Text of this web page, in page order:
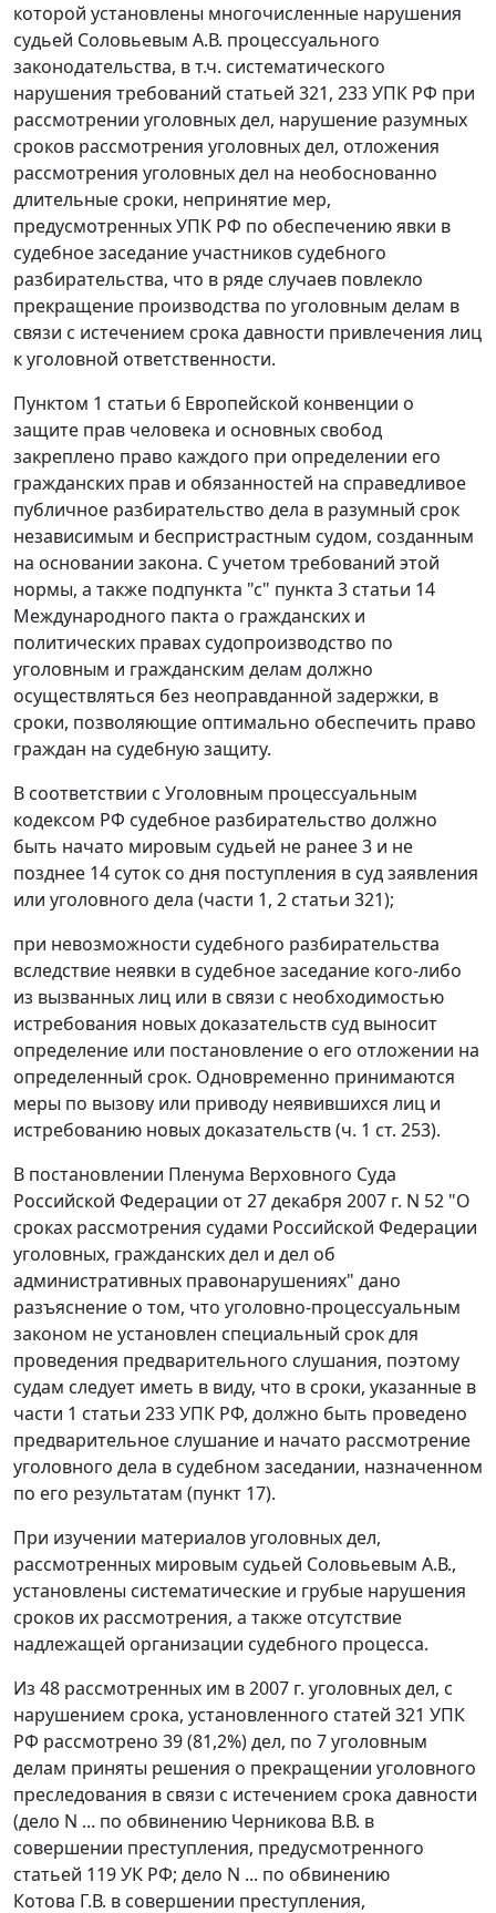
которой установлены многочисленные нарушения
судьей Соловьевым А.В. процессуального
законодательства, в т.ч. систематического
нарушения требований статьей 321, 233УПК РФ при
рассмотрении уголовных дел, нарушение разумных
сроков рассмотрения уголовных дел, отложения
рассмотрения уголовных дел на необоснованно
длительные сроки, непринятие мер,
предусмотренных УПК РФ по обеспечению явки в
судебное заседание участников судебного
разбирательства, что в ряде случаев повлекло
прекращение производства по уголовным делам в
связи с истечением срока давности привлечения лиц
к уголовной ответственности.
Пунктом 1 статьи 6 Европейской конвенции о
защите прав человека и основных свобод
закреплено право каждого при определении его
гражданских прав и обязанностей на справедливое
публичное разбирательство дела в разумный срок
независимым и беспристрастным судом, созданным
на основании закона. С учетом требований этой
нормы, а также подпункта "с" пункта 3 статьи 14
Международного пакта о гражданских и
политических правах судопроизводство по
уголовным и гражданским делам должно
осуществляться без неоправданной задержки, в
сроки, позволяющие оптимально обеспечить право
граждан на судебную защиту.
В соответствии с Уголовным процессуальным
кодексом РФ судебное разбирательство должно
быть начато мировым судьей не ранее 3 и не
позднее 14 суток со дня поступления в суд заявления
или уголовного дела (части 1, 2 статьи 321);
при невозможности судебного разбирательства
вследствие неявки в судебное заседание кого-либо
из вызванных лиц или в связи с необходимостью
истребования новых доказательств суд выносит
определение или постановление о его отложении на
определенный срок. Одновременно принимаются
меры по вызову или приводу неявившихся лиц и
истребованию новых доказательств (ч. 1 ст. 253).
В постановлении Пленума Верховного Суда
Российской Федерации от 27 декабря 2007 г. N 52 "О
сроках рассмотрения судами Российской Федерации
уголовных, гражданских дел и дел об
административных правонарушениях" дано
разъяснение о том, что уголовно-процессуальным
законом не установлен специальный срок для
проведения предварительного слушания, поэтому
судам следует иметь в виду, что в сроки, указанные в
части 1 статьи 233УПК РФ, должно быть проведено
предварительное слушание и начато рассмотрение
уголовного дела в судебном заседании, назначенном
по его результатам (пункт 17).
При изучении материалов уголовных дел,
рассмотренных мировым судьей Соловьевым А.В.,
установлены систематические и грубые нарушения
сроков их рассмотрения, а также отсутствие
надлежащей организации судебного процесса.
Из 48 рассмотренных им в 2007 г. уголовных дел, с
нарушением срока, установленного статей 321 УПК
РФ рассмотрено 39 (81,2%) дел, по 7 уголовным
делам приняты решения о прекращении уголовного
преследования в связи с истечением срока давности
(дело N ... по обвинению Черникова В.В. в
совершении преступления, предусмотренного
статьей 119УК РФ; дело N ... по обвинению
Котова Г.В. в совершении преступления,